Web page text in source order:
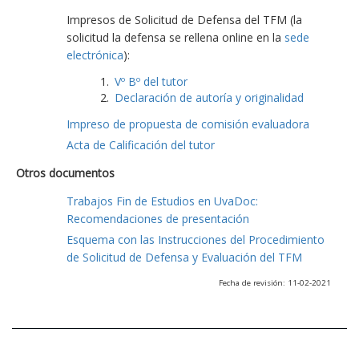
Impresos de Solicitud de Defensa del TFM (la
solicitud la defensa se rellena online en la sede
electrónica):
Vº Bº del tutor
Declaración de autoría y originalidad
Impreso de propuesta de comisión evaluadora
Acta de Calificación del tutor
Otros documentos
Trabajos Fin de Estudios en UvaDoc:
Recomendaciones de presentación
Esquema con las Instrucciones del Procedimiento
de Solicitud de Defensa y Evaluación del TFM
Fecha de revisión: 11-02-2021